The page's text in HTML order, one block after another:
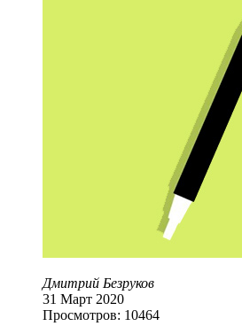
Дмитрий Безруков
31 Март 2020
Просмотров: 10464